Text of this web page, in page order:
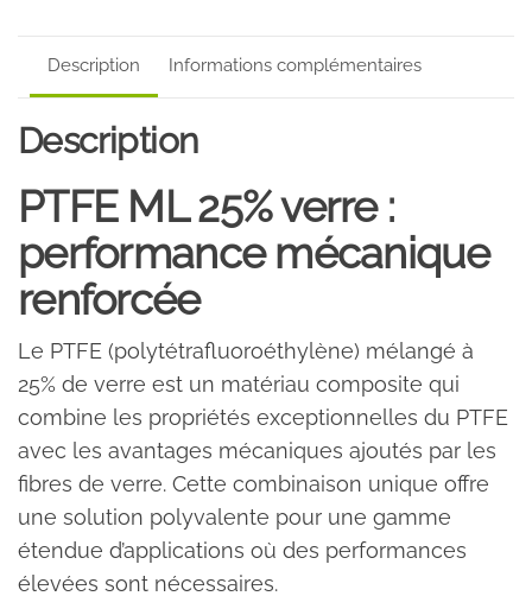
Description Informations complémentaires
Description
PTFE ML 25% verre :
performance mécanique
renforcée
Le PTFE (polytétrafluoroéthylène) mélangé à
25% de verre est un matériau composite qui
combine les propriétés exceptionnelles du PTFE
avec les avantages mécaniques ajoutés par les
fibres de verre. Cette combinaison unique offre
une solution polyvalente pour une gamme
étendue d’applications où des performances
élevées sont nécessaires.